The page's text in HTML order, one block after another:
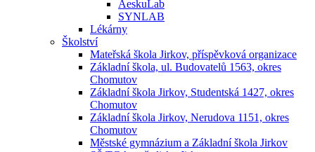
AeskuLab
SYNLAB
Lékárny
Školství
Mateřská škola Jirkov, příspěvková organizace
Základní škola, ul. Budovatelů 1563, okres
Chomutov
Základní škola Jirkov, Studentská 1427, okres
Chomutov
Základní škola Jirkov, Nerudova 1151, okres
Chomutov
Městské gymnázium a Základní škola Jirkov